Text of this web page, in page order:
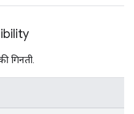
गिनती.